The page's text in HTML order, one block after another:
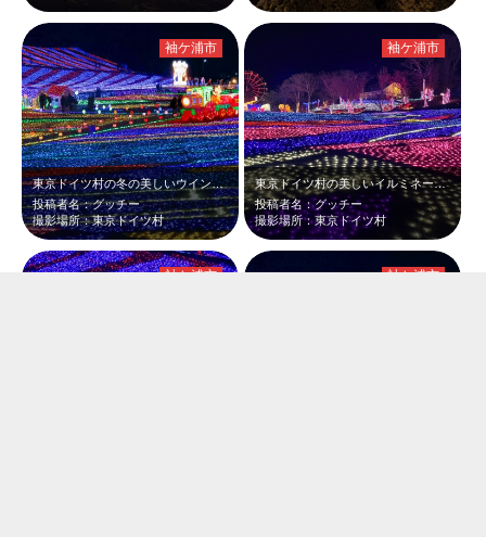
東京ドイツ村の冬の美しいウインターイルミネーション✨✨
投稿者名：グッチー
撮影場所：東京ドイツ村
袖ケ浦市
東京ドイツ村の美しいイルミネーション✨ 3Dアートや地上絵など芸術です😆
投稿者名：グッチー
撮影場所：東京ドイツ村
袖ケ浦市
袖ケ浦市 袖ケ浦市